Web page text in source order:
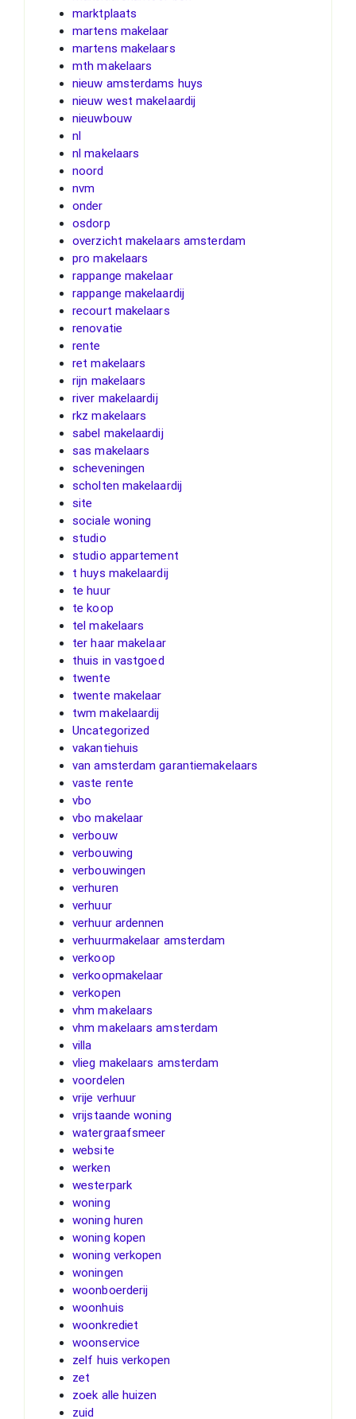
marktplaats
martens makelaar
martens makelaars
mth makelaars
nieuw amsterdams huys
nieuw west makelaardij
nieuwbouw
nl
nl makelaars
noord
nvm
onder
osdorp
overzicht makelaars amsterdam
pro makelaars
rappange makelaar
rappange makelaardij
recourt makelaars
renovatie
rente
ret makelaars
rijn makelaars
river makelaardij
rkz makelaars
sabel makelaardij
sas makelaars
scheveningen
scholten makelaardij
site
sociale woning
studio
studio appartement
t huys makelaardij
te huur
te koop
tel makelaars
ter haar makelaar
thuis in vastgoed
twente
twente makelaar
twm makelaardij
Uncategorized
vakantiehuis
van amsterdam garantiemakelaars
vaste rente
vbo
vbo makelaar
verbouw
verbouwing
verbouwingen
verhuren
verhuur
verhuur ardennen
verhuurmakelaar amsterdam
verkoop
verkoopmakelaar
verkopen
vhm makelaars
vhm makelaars amsterdam
villa
vlieg makelaars amsterdam
voordelen
vrije verhuur
vrijstaande woning
watergraafsmeer
website
werken
westerpark
woning
woning huren
woning kopen
woning verkopen
woningen
woonboerderij
woonhuis
woonkrediet
woonservice
zelf huis verkopen
zet
zoek alle huizen
zuid